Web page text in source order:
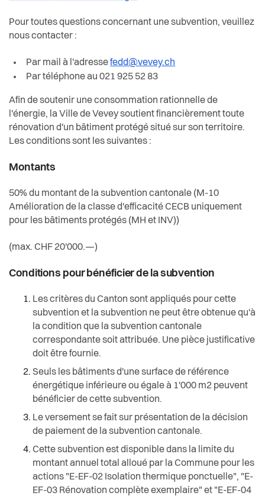
Pilier public
Règlements
Pour toutes questions concernant une subvention, veuillez
nous contacter :
Par mail à l'adressefedd@vevey.ch
Par téléphone au 021 925 52 83
Afin de soutenir une consommation rationnelle de
l'énergie, la Ville de Vevey soutient financièrement toute
rénovation d'un bâtiment protégé situé sur son territoire.
Les conditions sont les suivantes :
Montants
50% du montant de la subvention cantonale (M-10
Amélioration de la classe d'efficacité CECB uniquement
pour les bâtiments protégés (MH et INV))
(max. CHF 20'000.—)
Conditions pour bénéficier de la subvention
Les critères du Canton sont appliqués pour cette
subvention et la subvention ne peut être obtenue qu'à
la condition que la subvention cantonale
correspondante soit attribuée. Une pièce justificative
doit être fournie.
Seuls les bâtiments d'une surface de référence
énergétique inférieure ou égale à 1'000 m2 peuvent
bénéficier de cette subvention.
Le versement se fait sur présentation de la décision
de paiement de la subvention cantonale.
Cette subvention est disponible dans la limite du
montant annuel total alloué par la Commune pour les
actions "E-EF-02 Isolation thermique ponctuelle", "E-
EF-03 Rénovation complète exemplaire" et "E-EF-04